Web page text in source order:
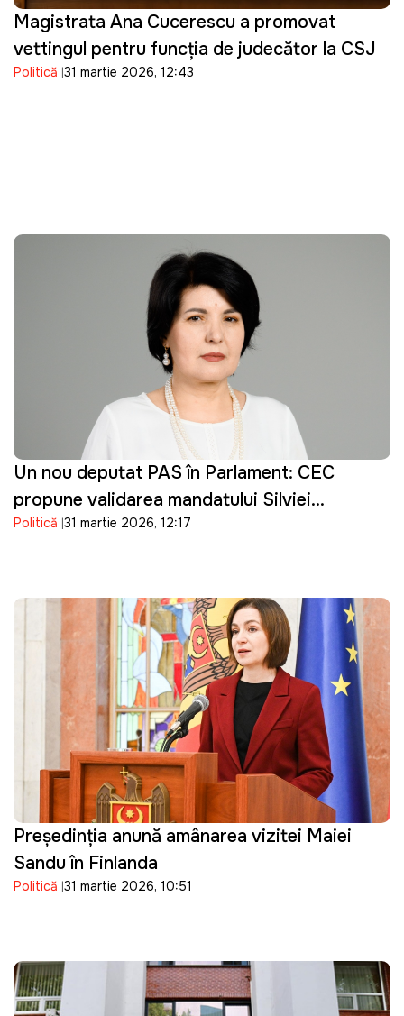
Magistrata Ana Cucerescu a promovat
vettingul pentru funcția de judecător la CSJ
Politică 31 martie 2026, 12:43
Un nou deputat PAS în Parlament: CEC
propune validarea mandatului Silviei
Bondarenco
Politică 31 martie 2026, 12:17
Președinția anunță amânarea vizitei Maiei
Sandu în Finlanda
Politică 31 martie 2026, 10:51